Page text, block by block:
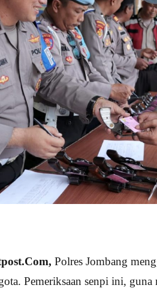
Polres Jombang
Pemeriksaan senpi ini,